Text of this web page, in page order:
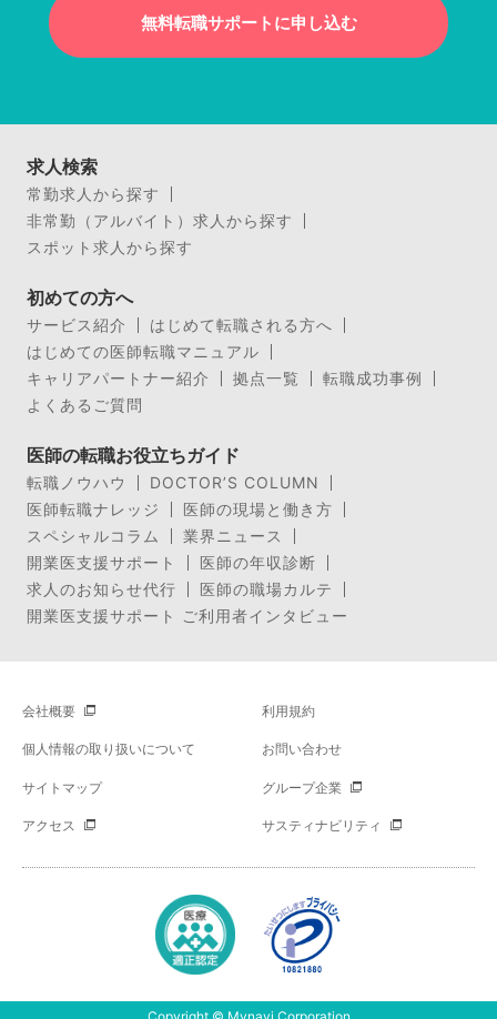
無料転職サポートに申し込む
求人検索
常勤求人から探す
非常勤（アルバイト）求人から探す
スポット求人から探す
初めての方へ
サービス紹介
はじめて転職される方へ
はじめての医師転職マニュアル
キャリアパートナー紹介
拠点一覧
転職成功事例
よくあるご質問
医師の転職お役立ちガイド
転職ノウハウ
DOCTOR’S COLUMN
医師転職ナレッジ
医師の現場と働き方
スペシャルコラム
業界ニュース
開業医支援サポート
医師の年収診断
求人のお知らせ代行
医師の職場カルテ
開業医支援サポート ご利用者インタビュー
会社概要 利用規約
個人情報の取り扱いについて お問い合わせ
サイトマップ グループ企業
アクセス サスティナビリティ